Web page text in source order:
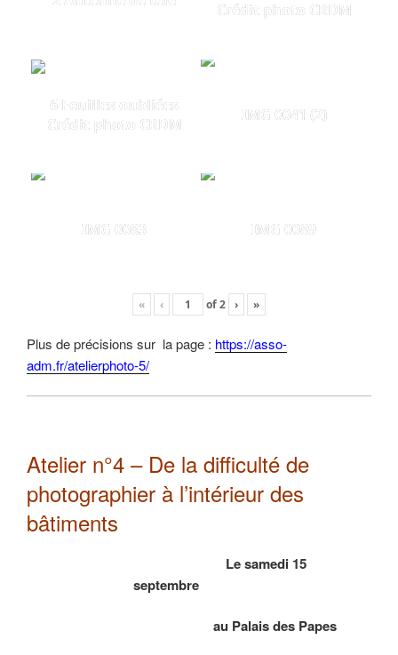
Crédit photo CRDM
6 Feuilles oubliées
Crédit photo CRDM
IMG 0041 (2)
IMG 0083 IMG 0089
« ‹ of2 › »
Plus de précisions sur la page : https://asso-
adm.fr/atelierphoto-5/
Atelier n°4 – De la difficulté de
photographier à l’intérieur des
bâtiments
Le samedi 15
septembre
au Palais des Papes